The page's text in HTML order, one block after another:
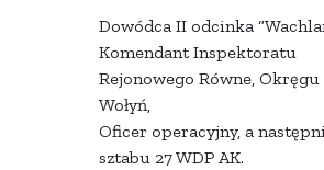
Dowódca II odcinka
Komendant Inspektoratu
Rejonowego Równe, Okręgu
Wołyń,
Oficer operacyjny, a
sztabu 27 WDP AK.